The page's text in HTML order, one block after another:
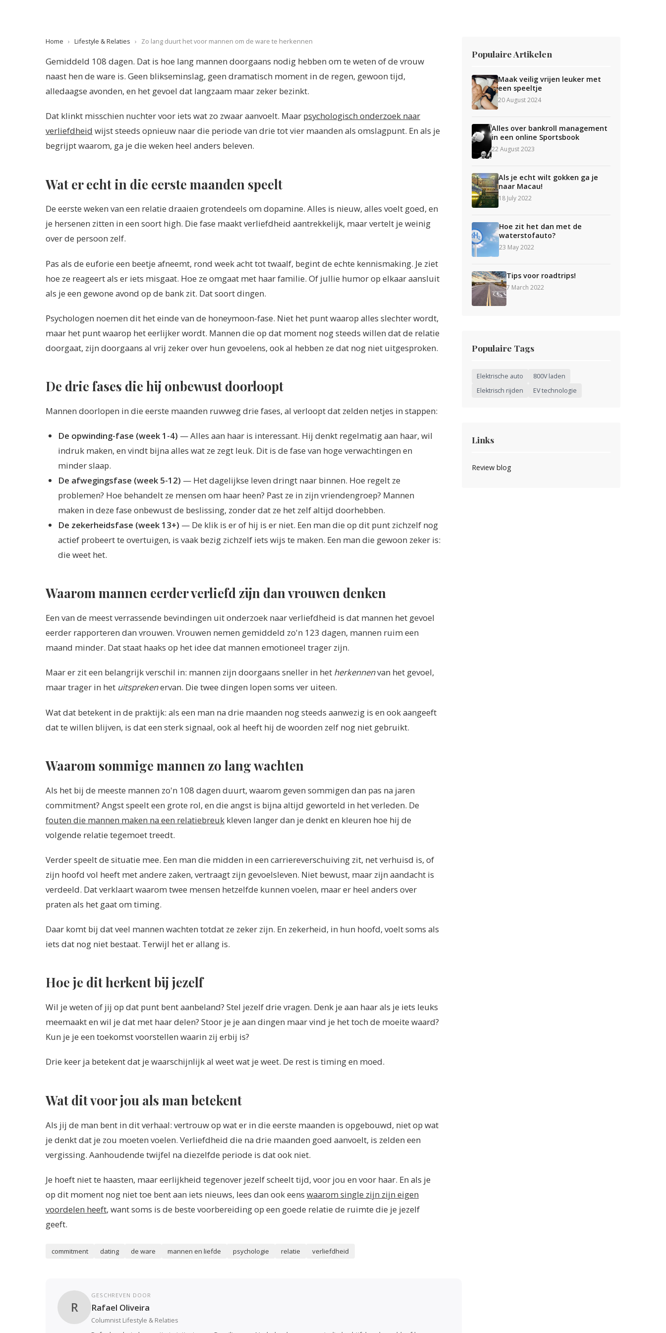
Home › Lifestyle & Relaties › Zo lang duurt het voor mannen om de ware te herkennen
Gemiddeld 108 dagen. Dat is hoe lang mannen doorgaans nodig hebben om te weten of de vrouw
naast hen de ware is. Geen blikseminslag, geen dramatisch moment in de regen, gewoon tijd,
alledaagse avonden, en het gevoel dat langzaam maar zeker bezinkt.
Dat klinkt misschien nuchter voor iets wat zo zwaar aanvoelt. Maar psychologisch onderzoek naar
verliefdheid wijst steeds opnieuw naar die periode van drie tot vier maanden als omslagpunt. En als je
begrijpt waarom, ga je die weken heel anders beleven.
Wat er echt in die eerste maanden speelt
De eerste weken van een relatie draaien grotendeels om dopamine. Alles is nieuw, alles voelt goed, en
je hersenen zitten in een soort high. Die fase maakt verliefdheid aantrekkelijk, maar vertelt je weinig
over de persoon zelf.
Pas als de euforie een beetje afneemt, rond week acht tot twaalf, begint de echte kennismaking. Je ziet
hoe ze reageert als er iets misgaat. Hoe ze omgaat met haar familie. Of jullie humor op elkaar aansluit
als je een gewone avond op de bank zit. Dat soort dingen.
Psychologen noemen dit het einde van de honeymoon-fase. Niet het punt waarop alles slechter wordt,
maar het punt waarop het eerlijker wordt. Mannen die op dat moment nog steeds willen dat de relatie
doorgaat, zijn doorgaans al vrij zeker over hun gevoelens, ook al hebben ze dat nog niet uitgesproken.
De drie fases die hij onbewust doorloopt
Mannen doorlopen in die eerste maanden ruwweg drie fases, al verloopt dat zelden netjes in stappen:
De opwinding-fase (week 1-4) — Alles aan haar is interessant. Hij denkt regelmatig aan haar, wil
indruk maken, en vindt bijna alles wat ze zegt leuk. Dit is de fase van hoge verwachtingen en
minder slaap.
De afwegingsfase (week 5-12) — Het dagelijkse leven dringt naar binnen. Hoe regelt ze
problemen? Hoe behandelt ze mensen om haar heen? Past ze in zijn vriendengroep? Mannen
maken in deze fase onbewust de beslissing, zonder dat ze het zelf altijd doorhebben.
De zekerheidsfase (week 13+) — De klik is er of hij is er niet. Een man die op dit punt zichzelf nog
actief probeert te overtuigen, is vaak bezig zichzelf iets wijs te maken. Een man die gewoon zeker is:
die weet het.
Waarom mannen eerder verliefd zijn dan vrouwen denken
Een van de meest verrassende bevindingen uit onderzoek naar verliefdheid is dat mannen het gevoel
eerder rapporteren dan vrouwen. Vrouwen nemen gemiddeld zo'n 123 dagen, mannen ruim een
maand minder. Dat staat haaks op het idee dat mannen emotioneel trager zijn.
Maar er zit een belangrijk verschil in: mannen zijn doorgaans sneller in het herkennenvan het gevoel,
maar trager in het uitsprekenervan. Die twee dingen lopen soms ver uiteen.
Wat dat betekent in de praktijk: als een man na drie maanden nog steeds aanwezig is en ook aangeeft
dat te willen blijven, is dat een sterk signaal, ook al heeft hij de woorden zelf nog niet gebruikt.
Waarom sommige mannen zo lang wachten
Als het bij de meeste mannen zo'n 108 dagen duurt, waarom geven sommigen dan pas na jaren
commitment? Angst speelt een grote rol, en die angst is bijna altijd geworteld in het verleden. De
fouten die mannen maken na een relatiebreuk kleven langer dan je denkt en kleuren hoe hij de
volgende relatie tegemoet treedt.
Verder speelt de situatie mee. Een man die midden in een carriereverschuiving zit, net verhuisd is, of
zijn hoofd vol heeft met andere zaken, vertraagt zijn gevoelsleven. Niet bewust, maar zijn aandacht is
verdeeld. Dat verklaart waarom twee mensen hetzelfde kunnen voelen, maar er heel anders over
praten als het gaat om timing.
Daar komt bij dat veel mannen wachten totdat ze zeker zijn. En zekerheid, in hun hoofd, voelt soms als
iets dat nog niet bestaat. Terwijl het er allang is.
Hoe je dit herkent bij jezelf
Wil je weten of jij op dat punt bent aanbeland? Stel jezelf drie vragen. Denk je aan haar als je iets leuks
meemaakt en wil je dat met haar delen? Stoor je je aan dingen maar vind je het toch de moeite waard?
Kun je je een toekomst voorstellen waarin zij erbij is?
Drie keer ja betekent dat je waarschijnlijk al weet wat je weet. De rest is timing en moed.
Wat dit voor jou als man betekent
Als jij de man bent in dit verhaal: vertrouw op wat er in die eerste maanden is opgebouwd, niet op wat
je denkt dat je zou moeten voelen. Verliefdheid die na drie maanden goed aanvoelt, is zelden een
vergissing. Aanhoudende twijfel na diezelfde periode is dat ook niet.
Je hoeft niet te haasten, maar eerlijkheid tegenover jezelf scheelt tijd, voor jou en voor haar. En als je
op dit moment nog niet toe bent aan iets nieuws, lees dan ook eens waarom single zijn zijn eigen
voordelen heeft, want soms is de beste voorbereiding op een goede relatie de ruimte die je jezelf
geeft.
commitment dating de ware mannen en liefde psychologie relatie verliefdheid
R
GESCHREVEN DOOR
Rafael Oliveira
Columnist Lifestyle & Relaties
Populaire Artikelen
Maak veilig vrijen leuker met
een speeltje
20 August 2024
Alles over bankroll management
in een online Sportsbook
22 August 2023
Als je echt wilt gokken ga je
naar Macau!
18 July 2022
Hoe zit het dan met de
waterstofauto?
23 May 2022
Tips voor roadtrips!
7 March 2022
Populaire Tags
Elektrische auto
800V laden
Elektrisch rijden
EV technologie
Links
Review blog